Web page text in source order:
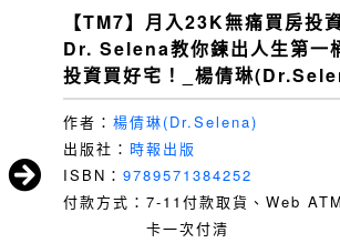
【TM7】月入23K無痛買房投
Dr. Selena教你鍊出人生第一
投資買好宅！_楊倩琳
作者： 楊倩琳(Dr.Selena)
出版社： 時報出版
ISBN： 9789571384252
付款方式： 7-11付款取貨、Web
卡一次付清